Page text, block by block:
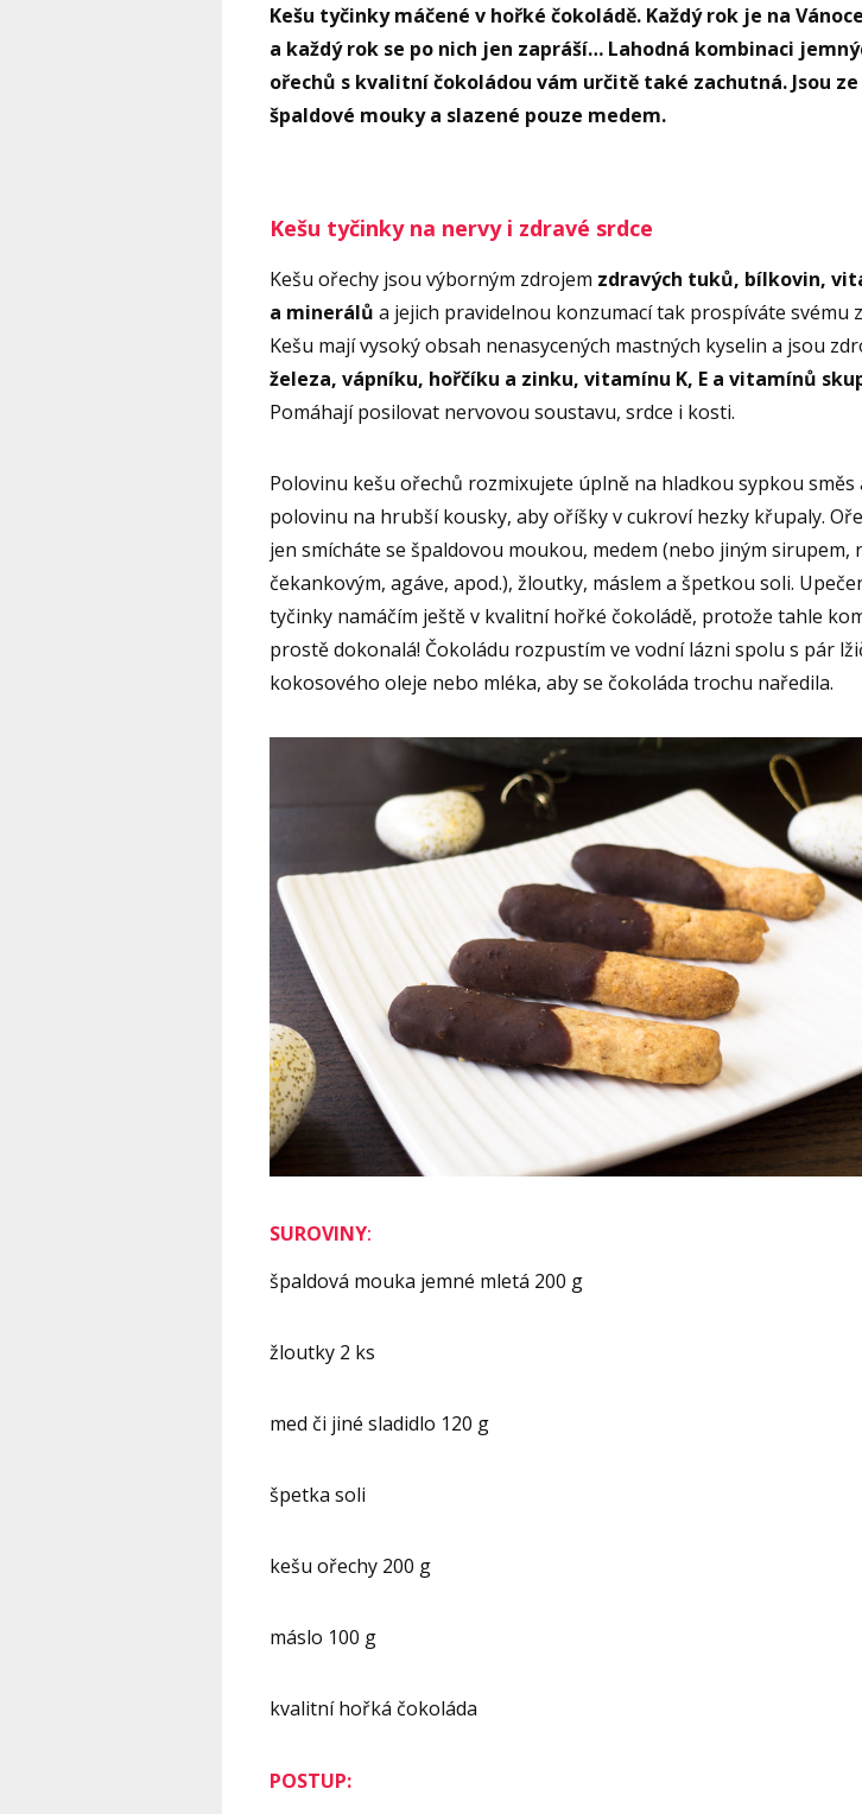
Kešu tyčinky máčené v hořké čokoládě. Každý rok je na
a každý rok se po nich jen zapráší… Lahodná kombinaci
ořechů s kvalitní čokoládou vám určitě také zachutná. Jsou ze
špaldové mouky a slazené pouze medem.
Kešu tyčinky na nervy i zdravé srdce
Kešu ořechy jsou výborným zdrojem zdravých tuků, bílkovin,
a minerálů a jejich pravidelnou konzumací tak prospíváte svému
Kešu mají vysoký obsah nenasycených mastných kyselin a jsou
železa, vápníku, hořčíku a zinku, vitamínu K, E a vitamínů
Pomáhají posilovat nervovou soustavu, srdce i kosti.
Polovinu kešu ořechů rozmixujete úplně na hladkou sypkou směs
polovinu na hrubší kousky, aby oříšky v cukroví hezky křupaly.
jen smícháte se špaldovou moukou, medem (nebo jiným sirupem,
čekankovým, agáve, apod.), žloutky, máslem a špetkou soli.
tyčinky namáčím ještě v kvalitní hořké čokoládě, protože tahle
prostě dokonalá! Čokoládu rozpustím ve vodní lázni spolu s pár
kokosového oleje nebo mléka, aby se čokoláda trochu naředila.
SUROVINY:
špaldová mouka jemné mletá 200 g
žloutky 2 ks
med či jiné sladidlo 120 g
špetka soli
kešu ořechy 200 g
máslo 100 g
kvalitní hořká čokoláda
POSTUP: